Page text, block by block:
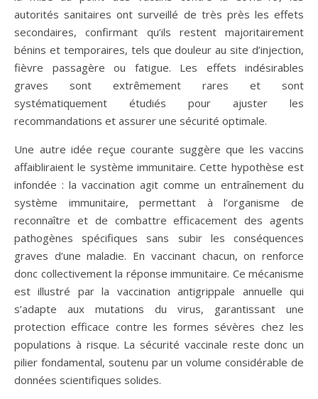
autorités sanitaires ont surveillé de très près les effets
secondaires, confirmant qu’ils restent majoritairement
bénins et temporaires, tels que douleur au site d’injection,
fièvre passagère ou fatigue. Les effets indésirables
graves sont extrêmement rares et sont
systématiquement étudiés pour ajuster les
recommandations et assurer une sécurité optimale.
Une autre idée reçue courante suggère que les vaccins
affaibliraient le système immunitaire. Cette hypothèse est
infondée : la vaccination agit comme un entraînement du
système immunitaire, permettant à l’organisme de
reconnaître et de combattre efficacement des agents
pathogènes spécifiques sans subir les conséquences
graves d’une maladie. En vaccinant chacun, on renforce
donc collectivement la réponse immunitaire. Ce mécanisme
est illustré par la vaccination antigrippale annuelle qui
s’adapte aux mutations du virus, garantissant une
protection efficace contre les formes sévères chez les
populations à risque. La sécurité vaccinale reste donc un
pilier fondamental, soutenu par un volume considérable de
données scientifiques solides.